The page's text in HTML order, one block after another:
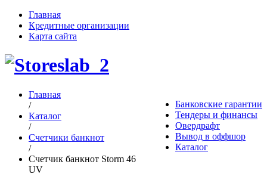
Главная
Кредитные организации
Карта сайта
Банковские гарантии
Тендеры и финансы
Овердрафт
Вывод в оффшор
Каталог
Главная
/
Каталог
/
Счетчики банкнот
/
Счетчик банкнот Storm 46
UV